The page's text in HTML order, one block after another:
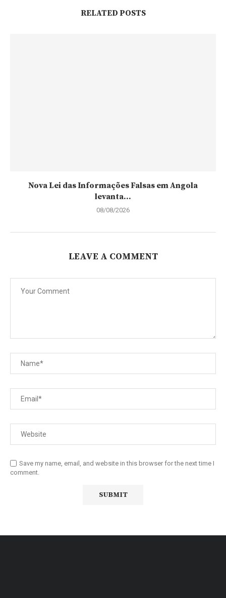
RELATED POSTS
Nova Lei das Informações Falsas em Angola
levanta...
08/08/2026
LEAVE A COMMENT
Save my name, email, and website in this browser for the next time I
comment.